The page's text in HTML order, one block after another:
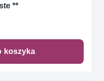
**
koszyka